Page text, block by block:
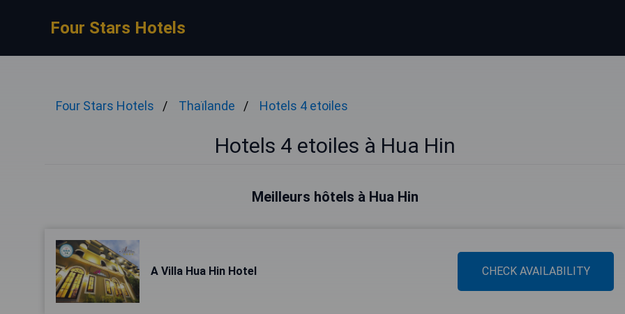
Four Stars Hotels
Four Stars Hotels Thaïlande Hotels 4 etoiles
Hotels 4 etoiles à Hua Hin
Meilleurs hôtels à Hua Hin
A Villa Hua Hin Hotel CHECK AVAILABILITY